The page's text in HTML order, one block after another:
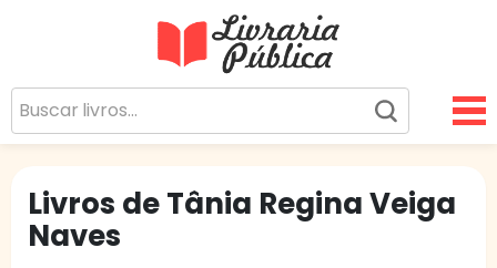
Sua Biblioteca Virtual Gratuita
Livros de Tânia Regina Veiga
Naves